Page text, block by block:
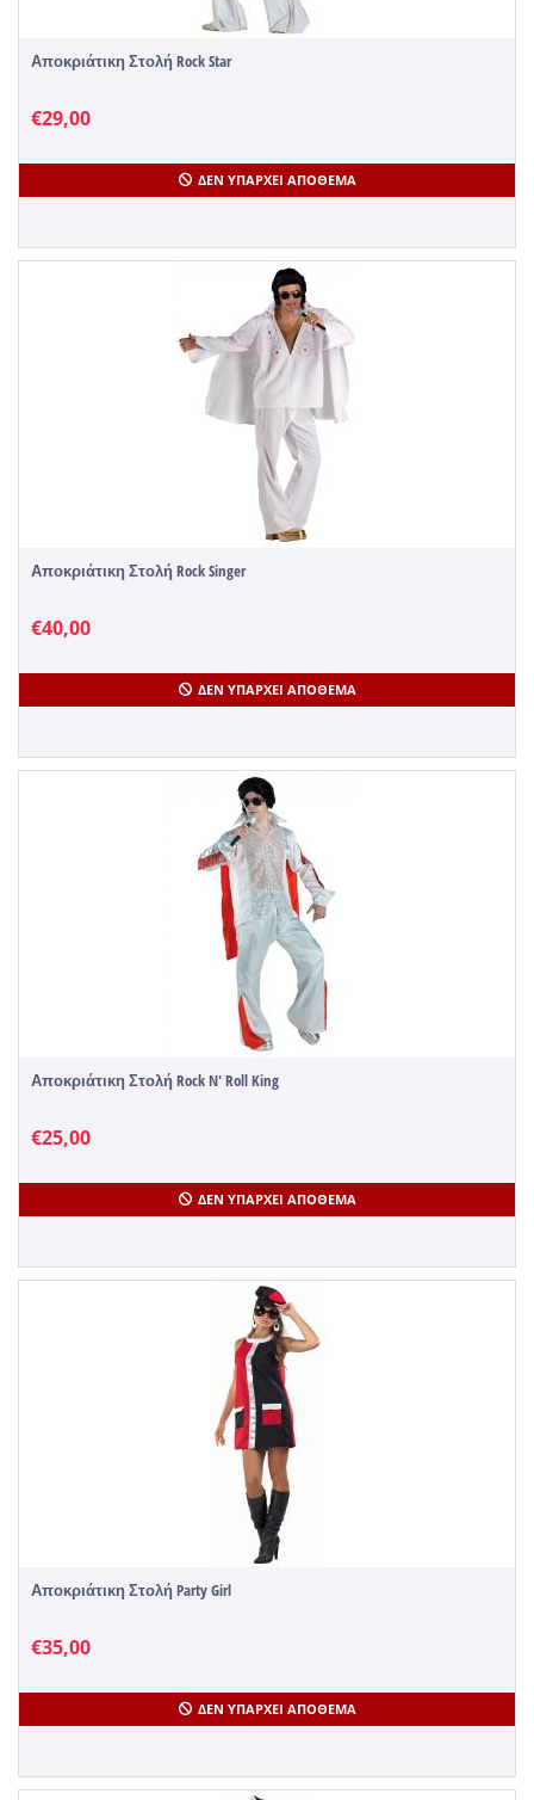
Αποκριάτικη Στολή Rock Star
€29,00
ΔΕΝ ΥΠΆΡΧΕΙ ΑΠΌΘΕΜΑ
Αποκριάτικη Στολή Rock Singer
€40,00
ΔΕΝ ΥΠΆΡΧΕΙ ΑΠΌΘΕΜΑ
Αποκριάτικη Στολή Rock N' Roll King
€25,00
ΔΕΝ ΥΠΆΡΧΕΙ ΑΠΌΘΕΜΑ
Αποκριάτικη Στολή Party Girl
€35,00
ΔΕΝ ΥΠΆΡΧΕΙ ΑΠΌΘΕΜΑ